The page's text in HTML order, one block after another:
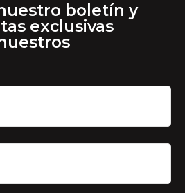
boletín y
exclusivas